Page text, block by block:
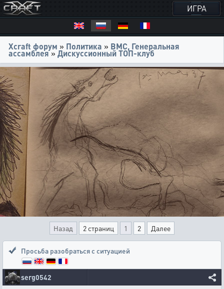
ИГРА
Xcraft форум » Политика » ВМС, Генеральная
ассамблея» Дискуссионный ТОП-клуб
Назад 2 страниц 1 2 Далее
Просьба разобраться с ситуацией
serg0542